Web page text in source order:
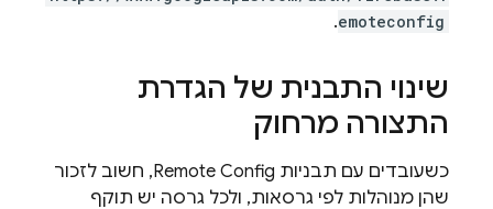
emoteconfig
.
שינוי התבנית של הגדרת
התצורה מרחוק
כשעובדים עם תבניות Remote Config, חשוב לזכור
שהן מנוהלות לפי גרסאות, ולכל גרסה יש תוקף